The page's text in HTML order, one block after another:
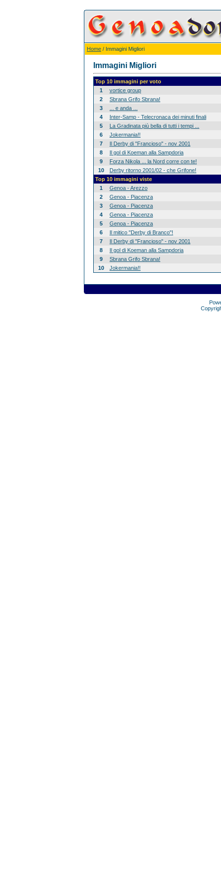
Home / Immagini Migliori
Immagini Migliori
Top 10 immagini per voto
1
vortice group
2
Sbrana Grifo Sbrana!
3
... e anda ...
4
Inter-Samp - Telecronaca dei minuti finali
5
La Gradinata più bella di tutti i tempi ...
6
Jokermania!!
7
Il Derby di "Francioso" - nov 2001
8
Il gol di Koeman alla Sampdoria
9
Forza Nikola ... la Nord corre con te!
10
Derby ritorno 2001/02 - che Grifone!
Top 10 immagini viste
1
Genoa - Arezzo
2
Genoa - Piacenza
3
Genoa - Piacenza
4
Genoa - Piacenza
5
Genoa - Piacenza
6
Il mitico "Derby di Branco"!
7
Il Derby di "Francioso" - nov 2001
8
Il gol di Koeman alla Sampdoria
9
Sbrana Grifo Sbrana!
10
Jokermania!!